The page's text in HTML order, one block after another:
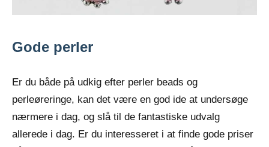
Gode perler
Er du både på udkig efter perler beads og
perleøreringe, kan det være en god ide at undersøge
nærmere i dag, og slå til de fantastiske udvalg
allerede i dag. Er du interesseret i at finde gode priser